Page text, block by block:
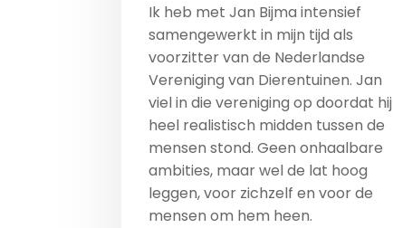
Ik heb met Jan Bijma intensief
samengewerkt in mijn tijd als
voorzitter van de Nederlandse
Vereniging van Dierentuinen. Jan
viel in die vereniging op doordat hij
heel realistisch midden tussen de
mensen stond. Geen onhaalbare
ambities, maar wel de lat hoog
leggen, voor zichzelf en voor de
mensen om hem heen.